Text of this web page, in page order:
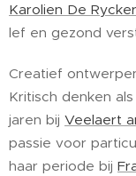
Karolien De
lef en gezond
Creatief
Kritisch denken
jaren bij Veelaert
passie voor
haar periode bij